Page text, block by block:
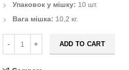
Упаковок у мішку: 10 шт.
Вага мішка: 10,2 кг.
ADD TO CART